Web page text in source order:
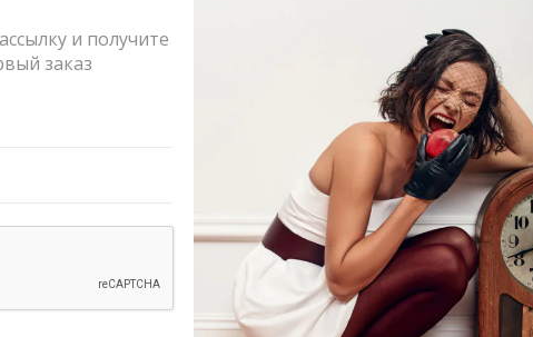
и получите
заказ